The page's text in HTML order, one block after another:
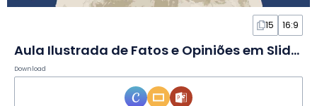
15 16:9
Aula Ilustrada de Fatos e Opiniões em Slides
Download